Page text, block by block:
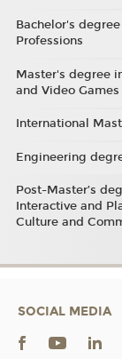
Bachelor's
Professions
Master's degree
and Video Games
International
Engineering
Post-Master’s
Interactive and
Culture and
SOCIAL MEDIA